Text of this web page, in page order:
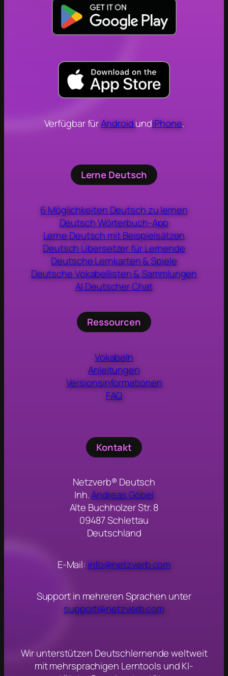
Verfügbar fürAndroidundiPhone.
Lerne Deutsch
6 Möglichkeiten Deutsch zu lernen
Deutsch Wörterbuch-App
Lerne Deutsch mit Beispielsätzen
Deutsch Übersetzer für Lernende
Deutsche Lernkarten & Spiele
Deutsche Vokabellisten & Sammlungen
AI Deutscher Chat
Ressourcen
Vokabeln
Anleitungen
Versionsinformationen
FAQ
Kontakt
Netzverb® Deutsch
Inh.Andreas Göbel
Alte Buchholzer Str. 8
09487 Schlettau
Deutschland
E-Mail: info@netzverb.com
Support in mehreren Sprachen unter
support@netzverb.com
Wir unterstützen Deutschlernende weltweit
mit mehrsprachigen Lerntools und KI-